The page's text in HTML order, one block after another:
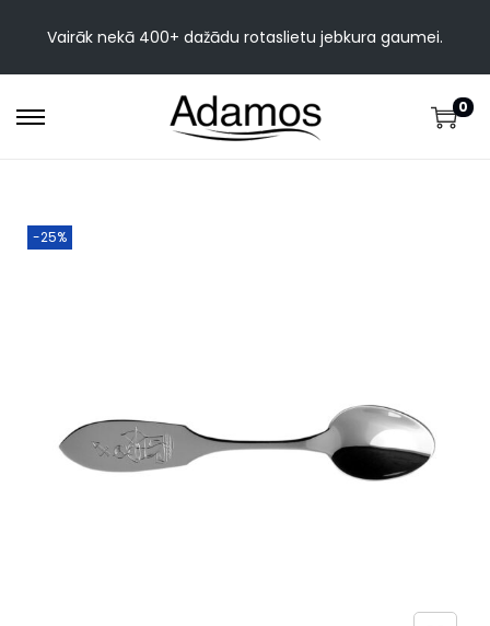
Vairāk nekā 400+ dažādu rotaslietu jebkura gaumei.
0
-25%